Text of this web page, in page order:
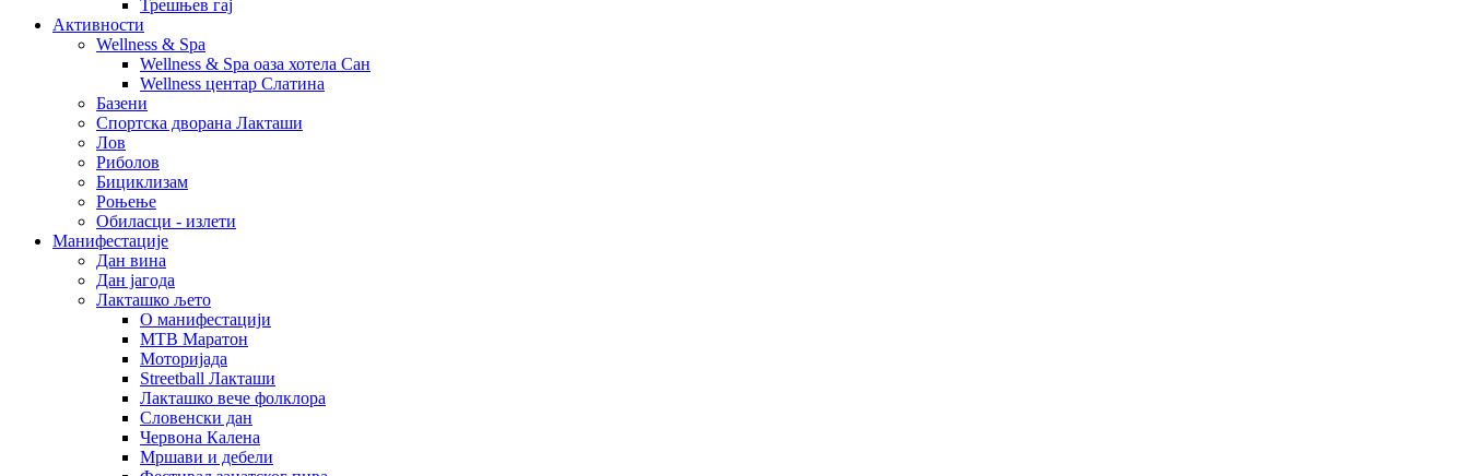
Трешњев гај
Активности
Wellness & Spa
Wellness & Spa оаза хотела Сан
Wellness центар Слатина
Базени
Спортска дворана Лакташи
Лов
Риболов
Бициклизам
Роњење
Обиласци - излети
Манифестације
Дан вина
Дан јагода
Лакташко љето
О манифестацији
MTB Маратон
Моторијада
Streetball Лакташи
Лакташко вече фолклора
Словенски дан
Червона Калена
Мршави и дебели